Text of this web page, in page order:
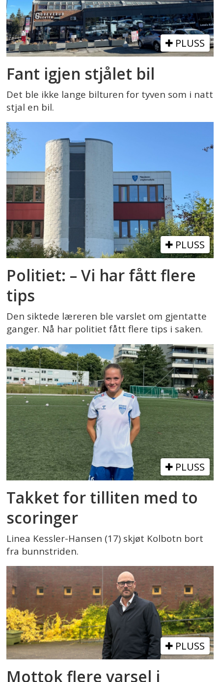
PLUSS
Fant igjen stjålet bil
Det ble ikke lange bilturen for tyven som i natt
stjal en bil.
PLUSS
Politiet: – Vi har fått flere
tips
Den siktede læreren ble varslet om gjentatte
ganger. Nå har politiet fått flere tips i saken.
PLUSS
Takket for tilliten med to
scoringer
Linea Kessler-Hansen (17) skjøt Kolbotn bort
fra bunnstriden.
PLUSS
Mottok flere varsel i